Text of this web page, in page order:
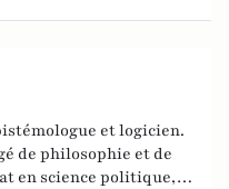
et logicien.
de philosophie et de
en science politique,